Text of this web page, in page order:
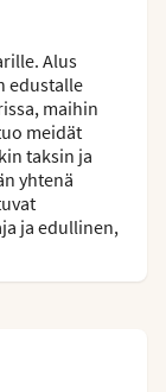
Alus
edustalle
maihin
meidät
taksin ja
yhtenä
ja edullinen,